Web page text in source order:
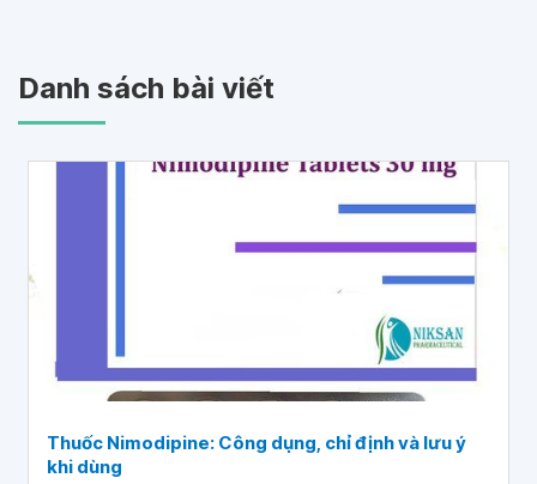
Danh sách bài viết
Thuốc Nimodipine: Công dụng, chỉ định và lưu ý
khi dùng